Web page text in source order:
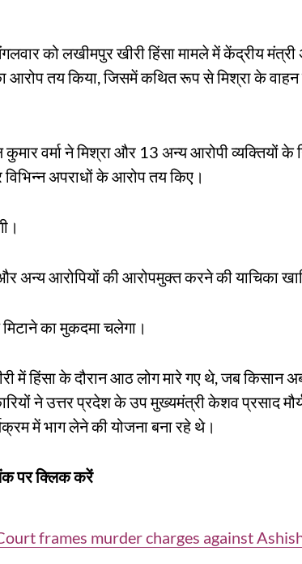
को लखीमपुर खीरी हिंसा मामले में केंद्रीय मंत्री
आरोप तय किया, जिसमें कथित रूप से मिश्रा के
वर्मा ने मिश्रा और 13 अन्य आरोपी व्यक्तियों के
अपराधों के आरोप तय किए।
अन्य आरोपियों की आरोपमुक्त करने की याचिका
का मुकदमा चलेगा।
में हिंसा के दौरान आठ लोग मारे गए थे, जब किसान
ने उत्तर प्रदेश के उप मुख्यमंत्री केशव प्रसाद
में भाग लेने की योजना बना रहे थे।
पर क्लिक करें
frames murder charges against